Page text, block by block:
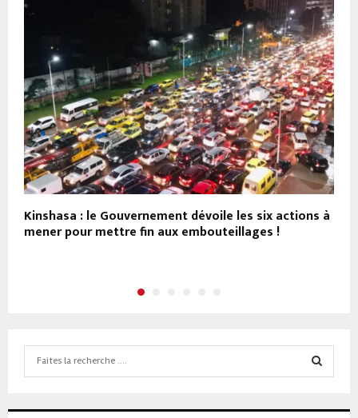
Kinshasa : le Gouvernement dévoile les six actions à
mener pour mettre fin aux embouteillages !